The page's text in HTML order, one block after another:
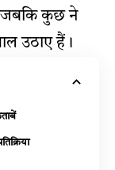
जबकि कुछ ने
उठाए हैं।